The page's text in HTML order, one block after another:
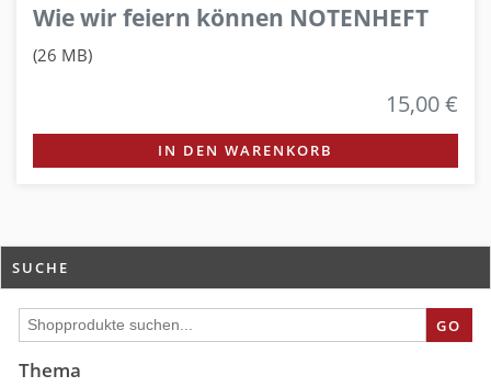
Wie wir feiern können NOTENHEFT
(26 MB)
15,00 €
IN DEN WARENKORB
SUCHE
GO
Thema